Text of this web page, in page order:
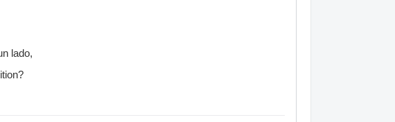
lado,